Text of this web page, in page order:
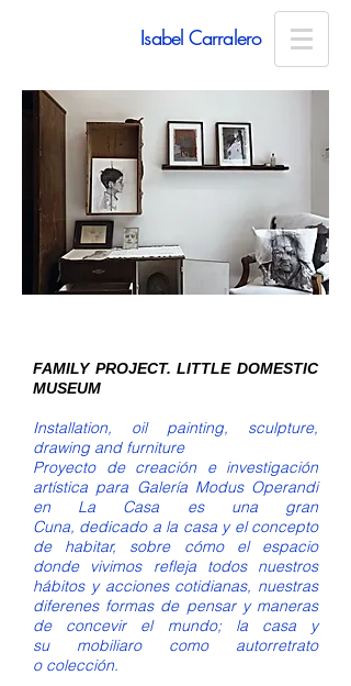
Isabel Carralero
FAMILY PROJECT. LITTLE DOMESTIC
MUSEUM
Installation, oil painting, sculpture,
drawing and furniture
Proyecto de creación e investigación
artística para Galería Modus Operandi
en La Casa es una gran
Cuna, dedicado a la casa y el concepto
de habitar, sobre cómo el espacio
donde vivimos refleja todos nuestros
hábitos y acciones cotidianas, nuestras
diferenes formas de pensar y maneras
de concevir el mundo; la casa y
su mobiliaro como autorretrato
o colección.